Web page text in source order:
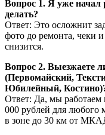
Вопрос 1. Я уже начал
делать?
Ответ: Это осложнит
фото до ремонта, чеки
снизится.
Вопрос 2. Выезжаете
(Первомайский,
Юбилейный,
Ответ: Да, мы
000 рублей для любого
в зоне до 30 км от